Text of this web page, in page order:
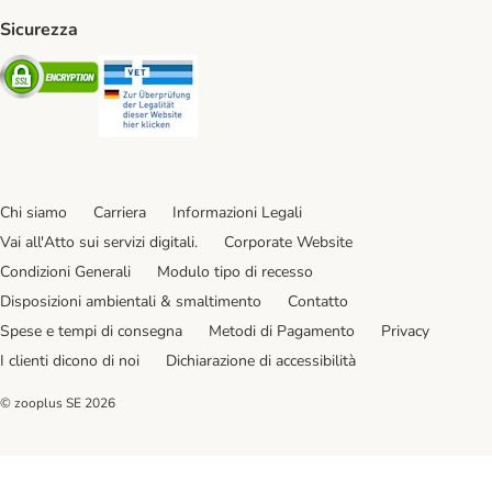
Sicurezza
Security
Chi siamo Carriera
Informazioni Legali
Vai all'Atto sui servizi digitali.
Corporate Website
Condizioni Generali
Modulo tipo di recesso
Disposizioni ambientali & smaltimento
Contatto
Spese e tempi di consegna
Metodi di Pagamento
Privacy
I clienti dicono di noi
Dichiarazione di accessibilità
© zooplus SE 2026